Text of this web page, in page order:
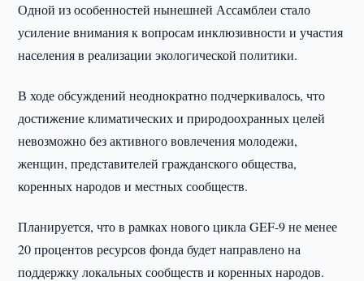
Одной из особенностей нынешней Ассамблеи стало
усиление внимания к вопросам инклюзивности и участия
населения в реализации экологической политики.
В ходе обсуждений неоднократно подчеркивалось, что
достижение климатических и природоохранных целей
невозможно без активного вовлечения молодежи,
женщин, представителей гражданского общества,
коренных народов и местных сообществ.
Планируется, что в рамках нового цикла GEF-9 не менее
20 процентов ресурсов фонда будет направлено на
поддержку локальных сообществ и коренных народов.